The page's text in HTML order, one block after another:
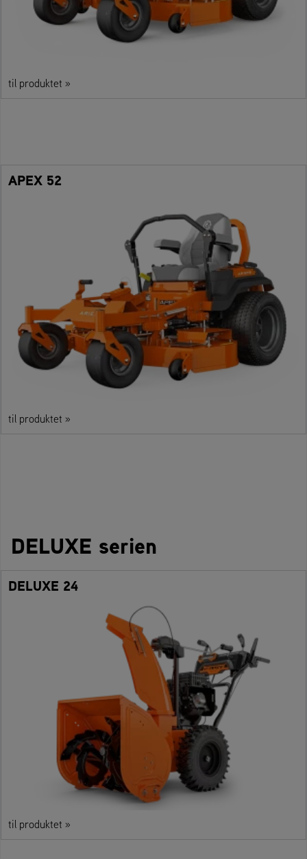
til produktet »
APEX 52
til produktet »
DELUXE serien
DELUXE 24
til produktet »